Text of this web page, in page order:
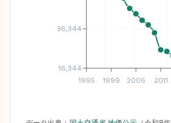
1995 1999 2006 2011
16,344
36,344